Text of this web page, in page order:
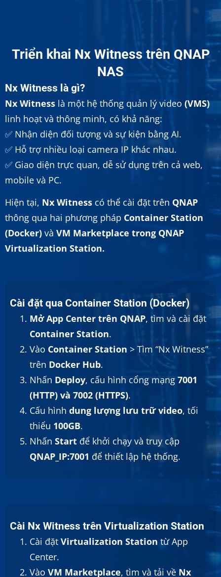
Triển khai Nx Witness trên QNAP
NAS
Nx Witness là gì?
Nx Witness là một hệ thống quản lý video (VMS)
linh hoạt và thông minh, có khả năng:
✅ Nhận diện đối tượng và sự kiện bằng AI.
✅ Hỗ trợ nhiều loại camera IP khác nhau.
✅ Giao diện trực quan, dễ sử dụng trên cả web,
mobile và PC.
Hiện tại, Nx Witness có thể cài đặt trên QNAP
thông qua hai phương pháp Container Station
(Docker) và VM Marketplace trong QNAP
Virtualization Station.
Cài đặt qua Container Station (Docker)
Mở App Center trên QNAP, tìm và cài đặt
Container Station.
Vào Container Station > Tìm “Nx Witness”
trên Docker Hub.
Nhấn Deploy, cấu hình cổng mạng 7001
(HTTP) và 7002 (HTTPS).
Cấu hình dung lượng lưu trữ video, tối
thiểu 100GB.
Nhấn Start để khởi chạy và truy cập
QNAP_IP:7001 để thiết lập hệ thống.
Cài Nx Witness trên Virtualization Station
Cài đặt Virtualization Station từ App
Center.
Vào VM Marketplace, tìm và tải về Nx